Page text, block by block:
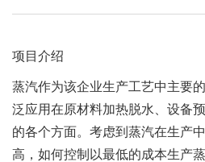
项目介绍
蒸汽作为该企业生产工艺中主要
泛应用在原材料加热脱水、设备
的各个方面。考虑到蒸汽在生产
高，如何控制以最低的成本生产